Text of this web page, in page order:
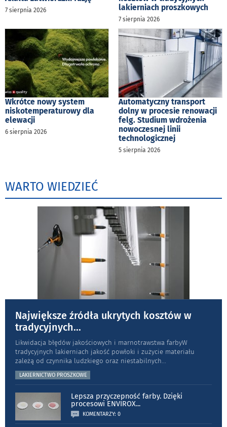
7 sierpnia 2026
lakierniach proszkowych
7 sierpnia 2026
Wkrótce nowy system
niskotemperaturowy dla
elewacji
6 sierpnia 2026
Automatyczny transport
dolny w procesie renowacji
felg. Studium wdrożenia
nowoczesnej linii
technologicznej
5 sierpnia 2026
WARTO WIEDZIEĆ
Największe źródła ukrytych kosztów w
tradycyjnych...
Likwidacja błędów jakościowych i marnotrawstwa farbyW
tradycyjnych lakierniach jakość powłoki i zużycie materiału
zależą od czynnika ludzkiego oraz niestabilnych...
LAKIERNICTWO PROSZKOWE
Lepsza przyczepność farby. Dzięki
procesowi ENVIROX...
KOMENTARZY: 0